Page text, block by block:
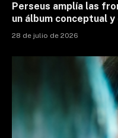
Perseus amplía las
un álbum conceptual
28 de julio de 2026